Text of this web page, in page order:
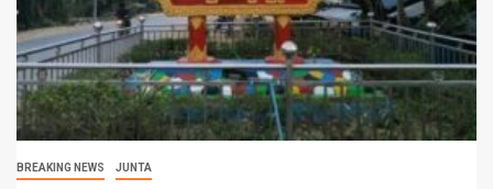
BREAKING NEWS JUNTA